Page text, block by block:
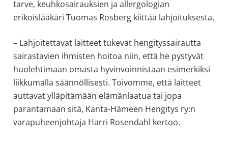
tarve, keuhkosairauksien ja allergologian
erikoislääkäri Tuomas Rosberg kiittää lahjoituksesta.
– Lahjoitettavat laitteet tukevat hengityssairautta
sairastavien ihmisten hoitoa niin, että he pystyvät
huolehtimaan omasta hyvinvoinnistaan esimerkiksi
liikkumalla säännöllisesti. Toivomme, että laitteet
auttavat ylläpitämään elämänlaatua tai jopa
parantamaan sitä, Kanta-Hämeen Hengitys ry:n
varapuheenjohtaja Harri Rosendahl kertoo.